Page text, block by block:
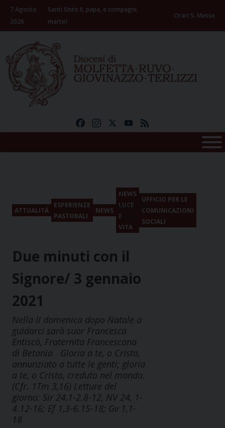
Skip
content
7 Agosto
2026
Santi Sisto II, papa, e compagni,
martiri
Orari S. Messe
FacebookInstagramYouTube
ATTUALITÀ
ESPERIENZE
PASTORALI
NEWS
NEWS
LUCE
E
VITA
UFFICIO PER LE
COMUNICAZIONI
SOCIALI
7
Agosto
2026
Due minuti con il
Signore/ 3 gennaio
2021
Nella II domenica dopo Natale a
guidarci sarà suor Francesca
Entiscò, Fraternita Francescana
di Betania Gloria a te, o Cristo,
annunziato a tutte le genti; gloria
a te, o Cristo, creduto nel mondo.
(Cfr. 1Tm 3,16) Letture del
giorno: Sir 24,1-2.8-12, NV 24, 1-
4.12-16; Ef 1,3-6.15-18; Gv 1,1-
18